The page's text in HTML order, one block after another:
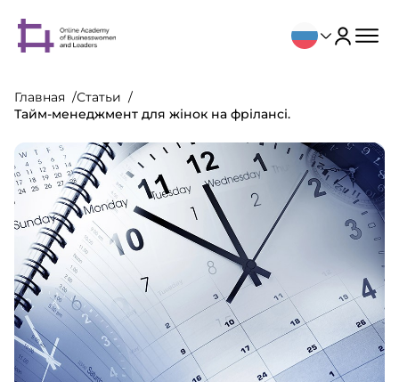
Главная
Статьи
Тайм-менеджмент для жінок на фрілансі.